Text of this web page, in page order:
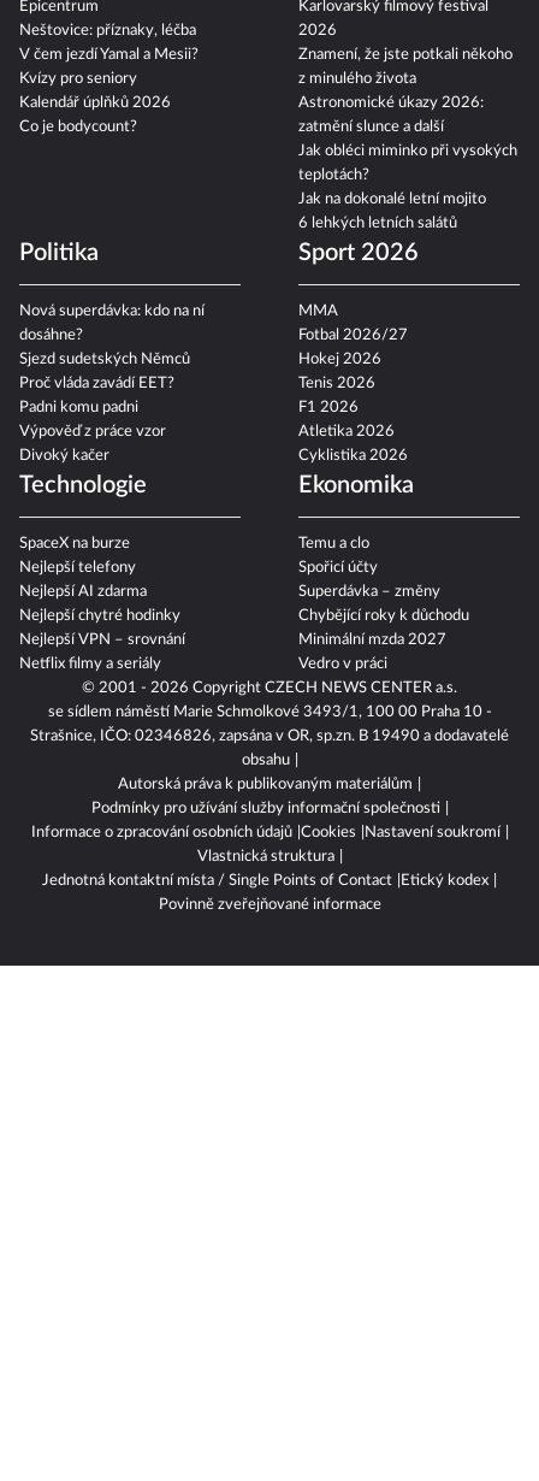
© 2001 - 2026 Copyright CZECH NEWS CENTER a.s.
se sídlem náměstí Marie Schmolkové 3493/1, 100 00 Praha 10 -
Strašnice, IČO: 02346826, zapsána v OR, sp.zn. B 19490 a dodavatelé
obsahu
Autorská práva k publikovaným materiálům
Podmínky pro užívání služby informační společnosti
Informace o zpracování osobních údajů Cookies
Nastavení soukromí
Vlastnická struktura
Jednotná kontaktní místa / Single Points of Contact
Etický kodex
Povinně zveřejňované informace
Epicentrum
Neštovice: příznaky, léčba
V čem jezdí Yamal a Mesii?
Kvízy pro seniory
Kalendář úplňků 2026
Co je bodycount?
Karlovarský filmový festival
2026
Znamení, že jste potkali někoho
z minulého života
Astronomické úkazy 2026:
zatmění slunce a další
Jak obléci miminko při vysokých
teplotách?
Jak na dokonalé letní mojito
6 lehkých letních salátů
Politika
Nová superdávka: kdo na ní
dosáhne?
Sjezd sudetských Němců
Proč vláda zavádí EET?
Padni komu padni
Výpověď z práce vzor
Divoký kačer
Sport 2026
MMA
Fotbal 2026/27
Hokej 2026
Tenis 2026
F1 2026
Atletika 2026
Cyklistika 2026
Technologie
SpaceX na burze
Nejlepší telefony
Nejlepší AI zdarma
Nejlepší chytré hodinky
Nejlepší VPN – srovnání
Netflix filmy a seriály
Ekonomika
Temu a clo
Spořicí účty
Superdávka – změny
Chybějící roky k důchodu
Minimální mzda 2027
Vedro v práci